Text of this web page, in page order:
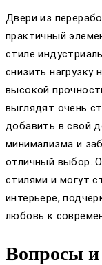
Двери из
практичный
стиле
снизить
высокой
выглядят очень
добавить в свой
минимализма и
отличный выбор.
стилями и могут
интерьере,
любовь к
Вопросы